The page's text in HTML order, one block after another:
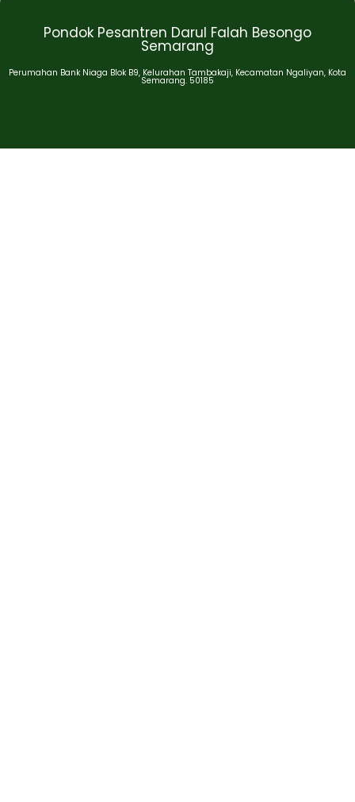
Pondok Pesantren Darul Falah Besongo
Semarang
Perumahan Bank Niaga Blok B9, Kelurahan Tambakaji, Kecamatan Ngaliyan, Kota
Semarang. 50185